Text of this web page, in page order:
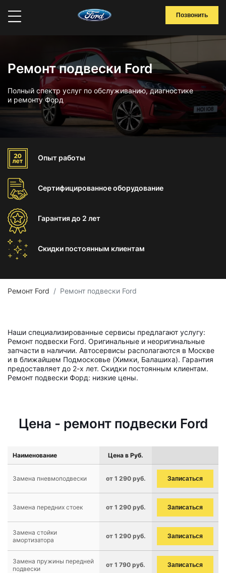
Позвонить
Ремонт подвески Ford
Полный спектр услуг по обслуживанию, диагностике
и ремонту Форд
Опыт работы
Сертифицированноеоборудование
Гарантиядо 2 лет
Скидки постоянным клиентам
Ремонт Ford Ремонт подвески Ford
Наши специализированные сервисы предлагают услугу:
Ремонт подвески Ford. Оригинальные и неоригинальные
запчасти в наличии. Автосервисы располагаются в Москве
и в ближайшем Подмосковье (Химки, Балашиха). Гарантия
предоставляет до 2-х лет. Скидки постоянным клиентам.
Ремонт подвески Форд: низкие цены.
Цена - ремонт подвески Ford
Наименование Цена в Руб.
Замена пневмоподвески от 1 290 руб. Записаться
Замена передних стоек от 1 290 руб. Записаться
Замена стойки
амортизатора
от 1 290 руб. Записаться
Замена пружины передней
подвески
от 1 790 руб. Записаться